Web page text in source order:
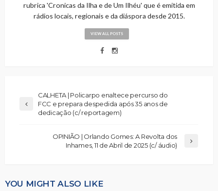
rubrica 'Cronicas da Ilha e de Um Ilhéu' que é emitida em
rádios locais, regionais e da diáspora desde 2015.
VIEW ALL POSTS
CALHETA | Policarpo enaltece percurso do
FCC e prepara despedida após 35 anos de
dedicação (c/ reportagem)
OPINIÃO | Orlando Gomes: A Revolta dos
Inhames, 11 de Abril de 2025 (c/ áudio)
YOU MIGHT ALSO LIKE